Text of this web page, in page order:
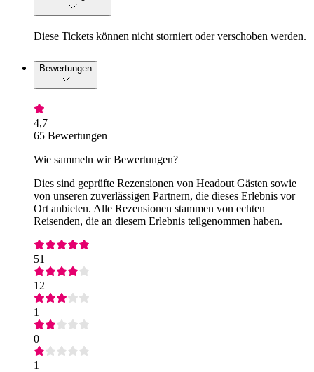
Diese Tickets können nicht storniert oder verschoben werden.
Bewertungen
4,7
65 Bewertungen
Wie sammeln wir Bewertungen?
Dies sind geprüfte Rezensionen von Headout Gästen sowie
von unseren zuverlässigen Partnern, die dieses Erlebnis vor
Ort anbieten. Alle Rezensionen stammen von echten
Reisenden, die an diesem Erlebnis teilgenommen haben.
51
12
1
0
1